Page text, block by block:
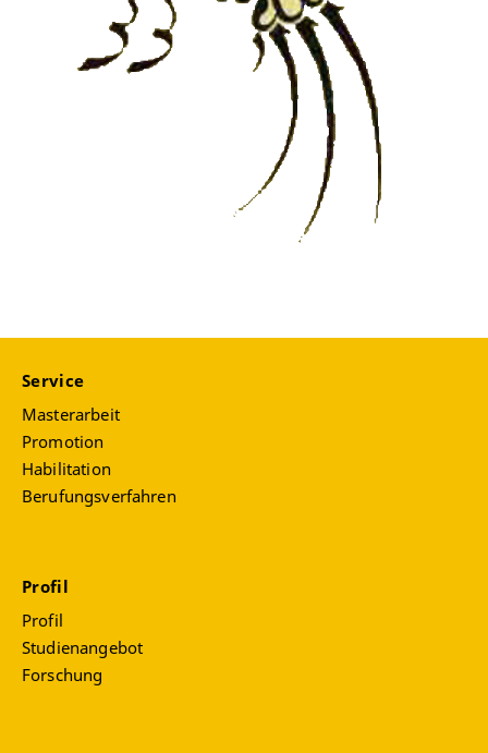
Service
Masterarbeit
Promotion
Habilitation
Berufungsverfahren
Profil
Profil
Studienangebot
Forschung